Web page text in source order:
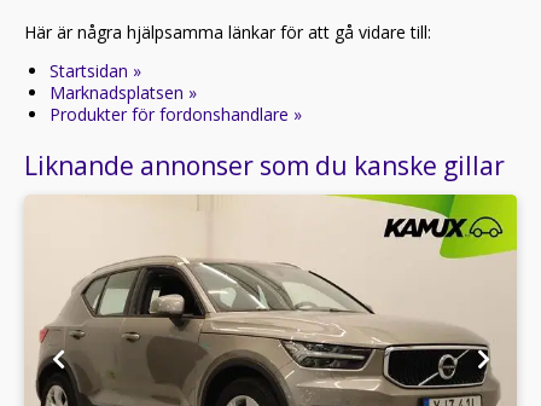
Här är några hjälpsamma länkar för att gå vidare till:
Startsidan »
Marknadsplatsen »
Produkter för fordonshandlare »
Liknande annonser som du kanske gillar